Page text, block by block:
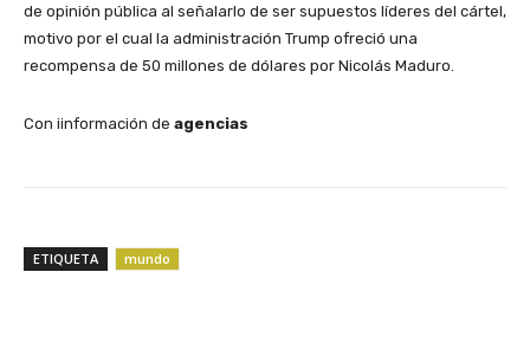
de opinión pública al señalarlo de ser supuestos líderes del cártel,
motivo por el cual la administración Trump ofreció una
recompensa de 50 millones de dólares por Nicolás Maduro.
Con iinformación de agencias
ETIQUETA mundo